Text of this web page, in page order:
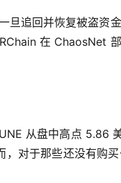
旦追回并恢复被盗资
在 ChaosNet
从盘中高点 5.86
对于那些还没有购